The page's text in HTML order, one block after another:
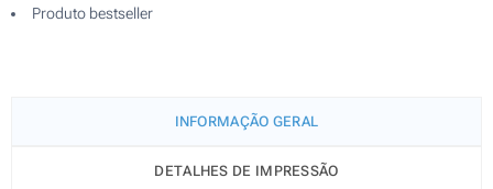
Produto bestseller
INFORMAÇÃO GERAL
DETALHES DE IMPRESSÃO